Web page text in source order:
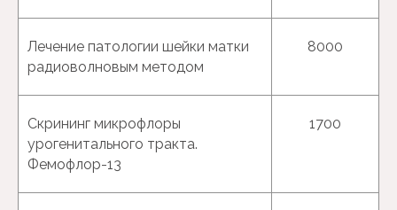
Лечение патологии шейки матки
радиоволновым методом
8000
Скрининг микрофлоры
урогенитального тракта.
Фемофлор-13
1700